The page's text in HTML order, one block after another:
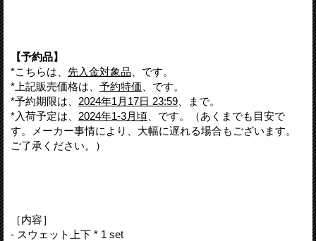
【予約品】
*こちらは、 先入金対象品 、です。
*上記販売価格は、 予約特価 、です。
*予約期限は、 2024年1月17日 23:59 、まで。
*入荷予定は、 2024年1-3月頃 、です。（あくまでも目安で
す。メーカー事情により、大幅に遅れる場合もございます。
ご了承ください。）
［内容］
- スウェット上下 * 1 set